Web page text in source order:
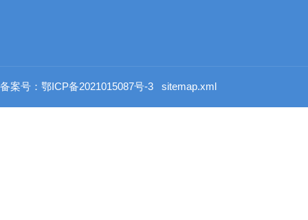
备案号：鄂ICP备2021015087号-3 sitemap.xml